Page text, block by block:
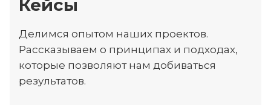
Кейсы
Делимся опытом наших проектов.
Рассказываем о принципах и подходах,
которые позволяют нам добиваться
результатов.